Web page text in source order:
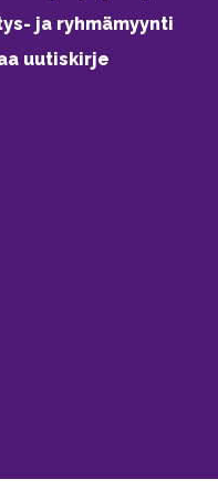
ja ryhmämyynti
uutiskirje